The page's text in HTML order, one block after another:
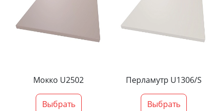
Мокко U2502
Выбрать
Перламутр U1306/S
Выбрать